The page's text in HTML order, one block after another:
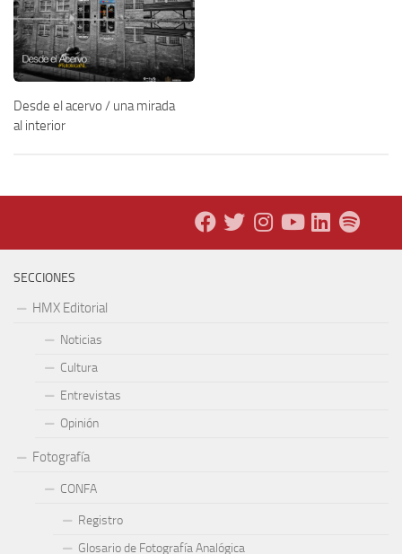
Desde el acervo / una mirada
al interior
SECCIONES
HMX Editorial
Noticias
Cultura
Entrevistas
Opinión
Fotografía
CONFA
Registro
Glosario de Fotografía Analógica